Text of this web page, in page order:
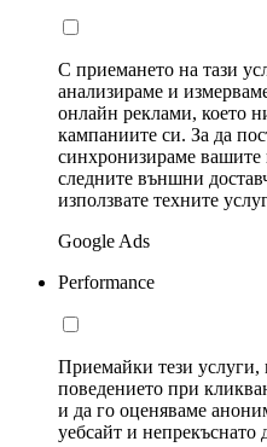
С приемането на тази
анализираме и
онлайн реклами, което
кампаниите си. За да
синхронизираме
следните външни
използвате техните
Google Ads
Performance
Приемайки тези
поведението при
и да го оценяваме
уебсайт и непрекъснато